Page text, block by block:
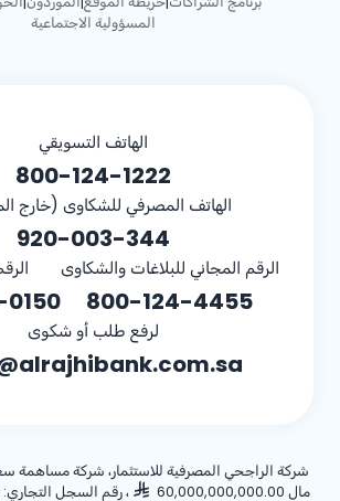
المسؤولية الاجتماعية
الهاتف التسويقي
800-124-1222
الهاتف المصرفي للشكاوى (خارج
920-003-344
الرقم المجاني للبلاغات والشكاوى
800-124-4455
لرفع طلب أو شكوى
شركة الراجحي المصرفية للاستثمار، شركة مساهمة
مال 60,000,000,000.00